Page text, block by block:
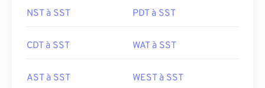
NST à SST PDT à SST
CDT à SST WAT à SST
AST à SST WEST à SST